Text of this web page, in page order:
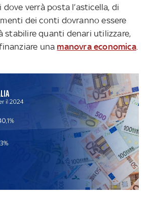
dove verrà posta l’asticella, di
dei conti dovranno essere
stabilire quanti denari utilizzare,
una manovra economica.